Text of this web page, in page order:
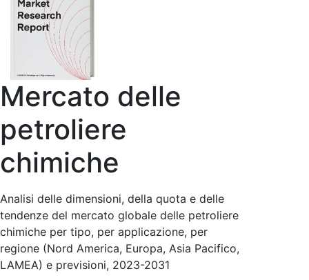
Mercato delle
petroliere
chimiche
Analisi delle dimensioni, della quota e delle
tendenze del mercato globale delle petroliere
chimiche per tipo, per applicazione, per
regione (Nord America, Europa, Asia Pacifico,
LAMEA) e previsioni, 2023-2031